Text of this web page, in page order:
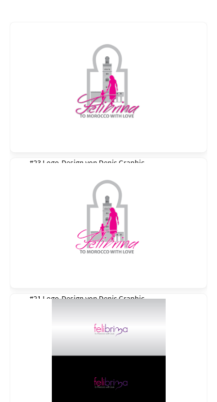
#23 Logo-Design von Denis Graphic
#21 Logo-Design vonDenis Graphic